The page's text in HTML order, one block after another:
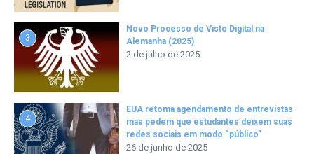
3
Novo Processo de Visto Digital na
Alemanha (2025)
2 de julho de 2025
4
EUA retoma agendamento de entrevistas
mas pedem que estudantes deixem suas
redes sociais em modo “público”
26 de junho de 2025